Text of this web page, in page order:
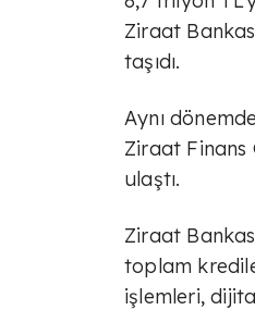
Ziraat
taşıdı.
Aynı
Ziraat Finans
ulaştı.
Ziraat
toplam
işlemleri,